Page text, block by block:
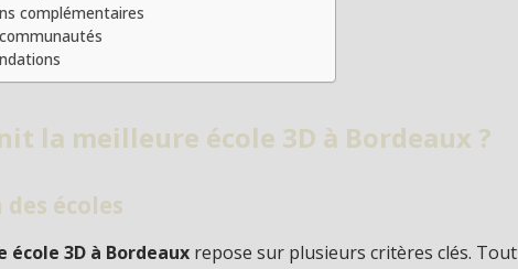
complémentaires
la meilleure école 3D à Bordeaux ?
écoles
école 3D à Bordeaux repose sur plusieurs critères clés. Tout